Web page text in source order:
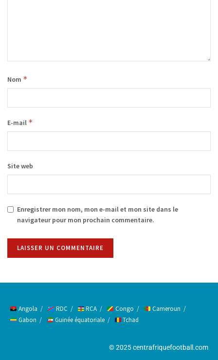
Nom *
E-mail *
Site web
Enregistrer mon nom, mon e-mail et mon site dans le
navigateur pour mon prochain commentaire.
Angola RDC RCA Congo
Cameroun
Gabon
Guinée équatoriale Tchad
© 2025 centrafriquefootball.com